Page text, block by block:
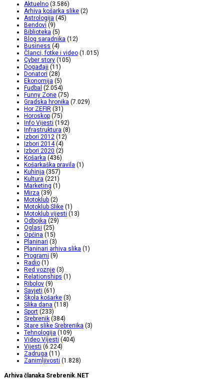
Aktuelno (3.586)
Arhiva košarka slike (2)
Astrologija (45)
Bendovi (9)
Biblioteka (5)
Blog saradnika (12)
Business (4)
Članci, fotke i video (1.015)
Cyber story (105)
Događaji (11)
Donatori (28)
Ekonomija (5)
Fudbal (2.054)
Funny Zone (75)
Gradska hronika (7.029)
Hor ZEFIR (31)
Horoskop (75)
Info Vijesti (192)
Infrastruktura (8)
Izbori 2012 (12)
Izbori 2014(4)
Izbori 2020 (2)
Košarka (436)
Košarkaška pravila (1)
Kuhinja (357)
Kultura (221)
Marketing (1)
Mirza (39)
Motoklub (2)
Motoklub Slike (1)
Motoklub vijesti (13)
Odbojka (29)
Oglasi (25)
Općina (15)
Planinari (3)
Planinari arhiva slika (1)
Programi (9)
Radio (1)
Red voznje (3)
Relationships (1)
Ribolov (9)
Savjeti (61)
Škola košarke (3)
Slika dana (118)
Sport (233)
Srebrenik (384)
Stare slike Srebrenika (3)
Tehnologija (109)
Video Vijesti (404)
Vijesti (6.224)
Zadruga (11)
Zanimljivosti (1.828)
Arhiva članaka Srebrenik.NET